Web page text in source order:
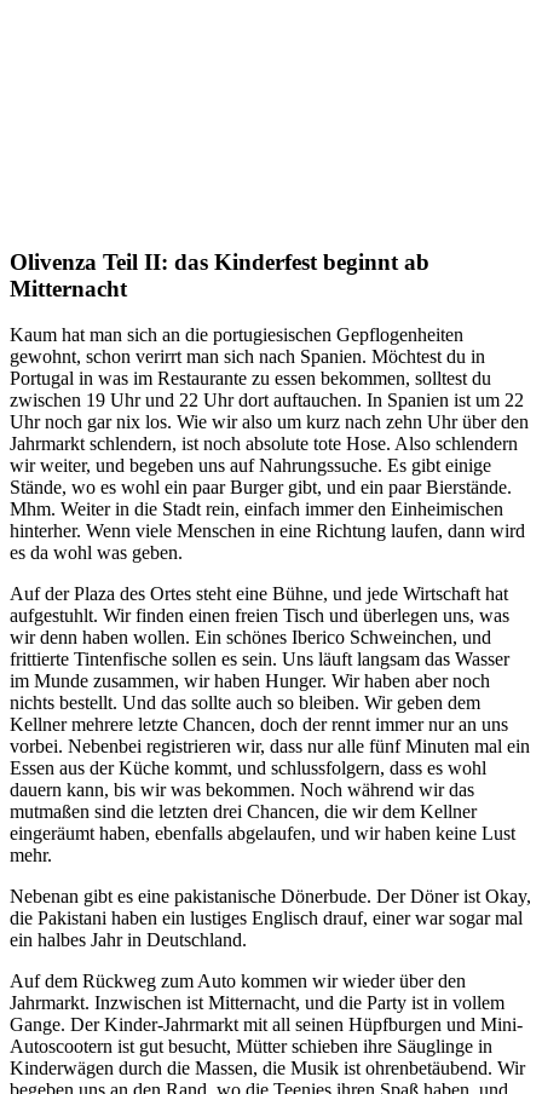
Olivenza Teil II: das Kinderfest beginnt ab
Mitternacht
Kaum hat man sich an die portugiesischen Gepflogenheiten
gewohnt, schon verirrt man sich nach Spanien. Möchtest du in
Portugal in was im Restaurante zu essen bekommen, solltest du
zwischen 19 Uhr und 22 Uhr dort auftauchen. In Spanien ist um 22
Uhr noch gar nix los. Wie wir also um kurz nach zehn Uhr über den
Jahrmarkt schlendern, ist noch absolute tote Hose. Also schlendern
wir weiter, und begeben uns auf Nahrungssuche. Es gibt einige
Stände, wo es wohl ein paar Burger gibt, und ein paar Bierstände.
Mhm. Weiter in die Stadt rein, einfach immer den Einheimischen
hinterher. Wenn viele Menschen in eine Richtung laufen, dann wird
es da wohl was geben.
Auf der Plaza des Ortes steht eine Bühne, und jede Wirtschaft hat
aufgestuhlt. Wir finden einen freien Tisch und überlegen uns, was
wir denn haben wollen. Ein schönes Iberico Schweinchen, und
frittierte Tintenfische sollen es sein. Uns läuft langsam das Wasser
im Munde zusammen, wir haben Hunger. Wir haben aber noch
nichts bestellt. Und das sollte auch so bleiben. Wir geben dem
Kellner mehrere letzte Chancen, doch der rennt immer nur an uns
vorbei. Nebenbei registrieren wir, dass nur alle fünf Minuten mal ein
Essen aus der Küche kommt, und schlussfolgern, dass es wohl
dauern kann, bis wir was bekommen. Noch während wir das
mutmaßen sind die letzten drei Chancen, die wir dem Kellner
eingeräumt haben, ebenfalls abgelaufen, und wir haben keine Lust
mehr.
Nebenan gibt es eine pakistanische Dönerbude. Der Döner ist Okay,
die Pakistani haben ein lustiges Englisch drauf, einer war sogar mal
ein halbes Jahr in Deutschland.
Auf dem Rückweg zum Auto kommen wir wieder über den
Jahrmarkt. Inzwischen ist Mitternacht, und die Party ist in vollem
Gange. Der Kinder-Jahrmarkt mit all seinen Hüpfburgen und Mini-
Autoscootern ist gut besucht, Mütter schieben ihre Säuglinge in
Kinderwägen durch die Massen, die Musik ist ohrenbetäubend. Wir